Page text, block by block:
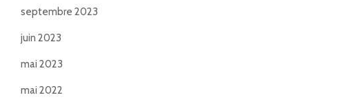
septembre 2023
juin 2023
mai 2023
mai 2022